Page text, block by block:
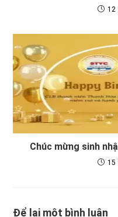
12
Chúc mừng sinh
15
Để lại một bình luận